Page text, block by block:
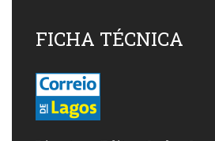
FICHA TÉCNICA